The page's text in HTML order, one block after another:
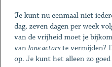
‘Je kunt nu eenmaal niet
dag, zeven dagen per week
van de vrijheid moet je
van lone actorste vermijden?
op. Je kunt het alleen zo goed